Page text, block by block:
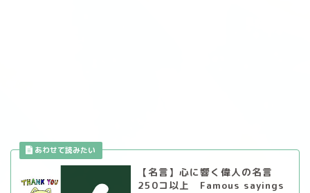
【名言】心に響く偉人の名言
250コ以上 Famous sayings